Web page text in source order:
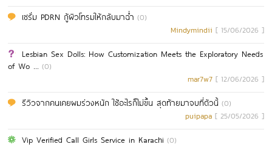
เซรั่ม PDRN กู้ผิวโทรมให้กลับมาฉ่ำ (0)
Mindymindii [ 15/06/2026 ]
Lesbian Sex Dolls: How Customization Meets the Exploratory Needs
of Wo ... (0)
mar7w7 [ 12/06/2026 ]
รีวิวจากคนเคยผมร่วงหนัก ใช้อะไรก็ไม่ขึ้น สุดท้ายมาจบที่ตัวนี้ (0)
puipapa [ 25/05/2026 ]
Vip Verified Call Girls Service in Karachi (0)